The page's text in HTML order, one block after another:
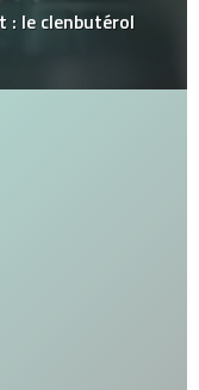
: le clenbutérol